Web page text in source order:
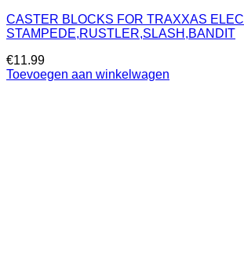
CASTER BLOCKS FOR TRAXXAS ELEC
STAMPEDE,RUSTLER,SLASH,BANDIT
€11.99
Toevoegen aan winkelwagen